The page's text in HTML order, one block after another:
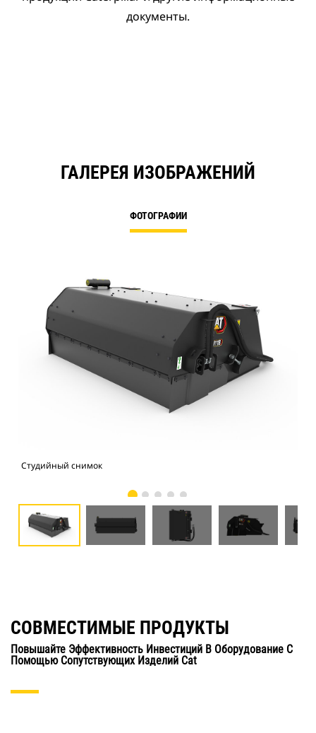
документы.
ГАЛЕРЕЯ ИЗОБРАЖЕНИЙ
ФОТОГРАФИИ
Студийный снимок
СОВМЕСТИМЫЕ ПРОДУКТЫ
Повышайте Эффективность Инвестиций В Оборудование С
Помощью Сопутствующих Изделий Cat